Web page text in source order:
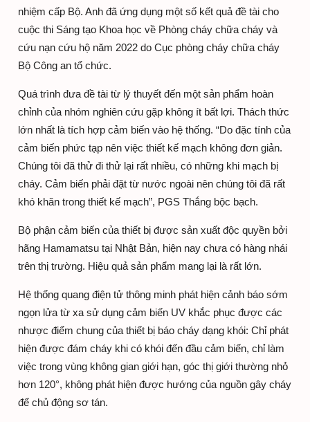
nhiệm cấp Bộ. Anh đã ứng dụng một số kết quả đề tài cho
cuộc thi Sáng tạo Khoa học về Phòng cháy chữa cháy và
cứu nạn cứu hộ năm 2022 do Cục phòng cháy chữa cháy
Bộ Công an tổ chức.
Quá trình đưa đề tài từ lý thuyết đến một sản phẩm hoàn
chỉnh của nhóm nghiên cứu gặp không ít bất lợi. Thách thức
lớn nhất là tích hợp cảm biến vào hệ thống. “Do đặc tính của
cảm biến phức tạp nên việc thiết kế mạch không đơn giản.
Chúng tôi đã thử đi thử lại rất nhiều, có những khi mạch bị
cháy. Cảm biến phải đặt từ nước ngoài nên chúng tôi đã rất
khó khăn trong thiết kế mạch”, PGS Thắng bộc bạch.
Bộ phận cảm biến của thiết bị được sản xuất độc quyền bởi
hãng Hamamatsu tại Nhật Bản, hiện nay chưa có hàng nhái
trên thị trường. Hiệu quả sản phẩm mang lại là rất lớn.
Hệ thống quang điện tử thông minh phát hiện cảnh báo sớm
ngọn lửa từ xa sử dụng cảm biến UV khắc phục được các
nhược điểm chung của thiết bị báo cháy dạng khói: Chỉ phát
hiện được đám cháy khi có khói đến đầu cảm biến, chỉ làm
việc trong vùng không gian giới hạn, góc thị giới thường nhỏ
hơn 120°, không phát hiện được hướng của nguồn gây cháy
để chủ động sơ tán.